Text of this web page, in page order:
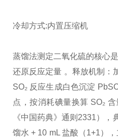
冷却方式:内置压缩机
蒸馏法测定二氧化硫的核心
还原反应定量 。 释放机制：
SO₂ 反应生成白色沉淀
点，按消耗碘量换算 SO₂
《中国药典》通则2331），
馏水 + 10 mL 盐酸（1+1）